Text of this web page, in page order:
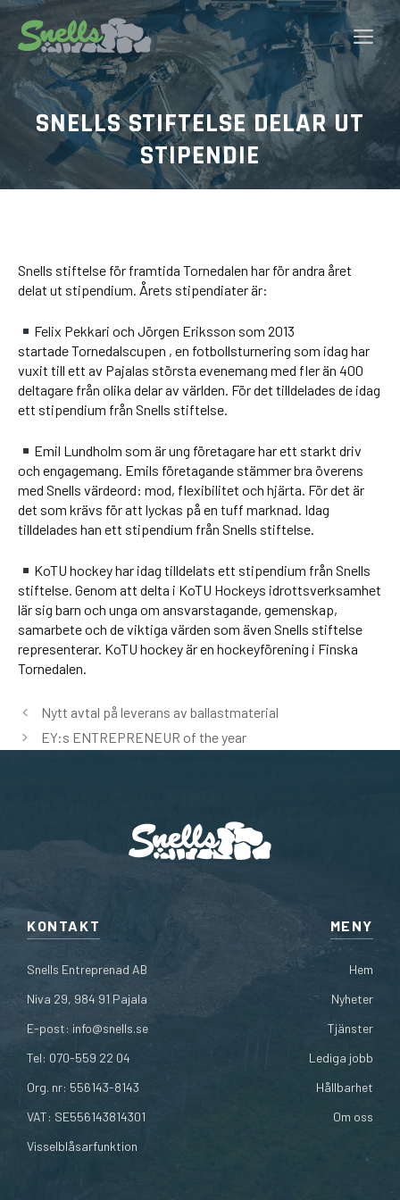
Hoppa
innehåll
SNELLS STIFTELSE DELAR UT
STIPENDIE
Snells stiftelse för framtida Tornedalen har för andra året
delat ut stipendium. Årets stipendiater är:
Felix Pekkari och Jörgen Eriksson som 2013
startade Tornedalscupen , en fotbollsturnering som idag har
vuxit till ett av Pajalas största evenemang med fler än 400
deltagare från olika delar av världen. För det tilldelades de idag
ett stipendium från Snells stiftelse.
Emil Lundholm som är ung företagare har ett starkt driv
och engagemang. Emils företagande stämmer bra överens
med Snells värdeord: mod, flexibilitet och hjärta. För det är
det som krävs för att lyckas på en tuff marknad. Idag
tilldelades han ett stipendium från Snells stiftelse.
KoTU hockey har idag tilldelats ett stipendium från Snells
stiftelse. Genom att delta i KoTU Hockeys idrottsverksamhet
lär sig barn och unga om ansvarstagande, gemenskap,
samarbete och de viktiga värden som även Snells stiftelse
representerar. KoTU hockey är en hockeyförening i Finska
Tornedalen.
Nytt avtal på leverans av ballastmaterial
EY:s ENTREPRENEUR of the year
KONTAKT
Snells Entreprenad AB
Niva 29, 984 91 Pajala
E-post: info@snells.se
Tel: 070-559 22 04
Org. nr: 556143-8143
VAT: SE556143814301
Visselblåsarfunktion
MENY
Hem
Nyheter
Tjänster
Lediga jobb
Hållbarhet
Om oss